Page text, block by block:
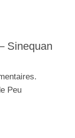
Sinequan
Peu